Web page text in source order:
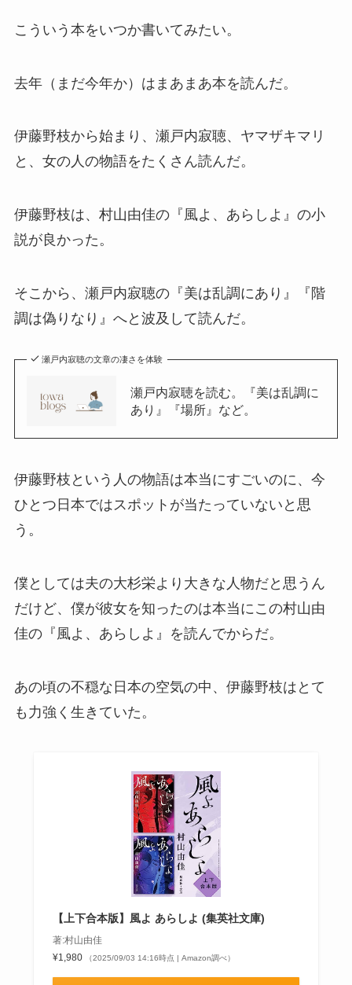
こういう本をいつか書いてみたい。
去年（まだ今年か）はまあまあ本を読んだ。
伊藤野枝から始まり、瀬戸内寂聴、ヤマザキマリ
と、女の人の物語をたくさん読んだ。
伊藤野枝は、村山由佳の『風よ、あらしよ』の小
説が良かった。
そこから、瀬戸内寂聴の『美は乱調にあり』『階
調は偽りなり』へと波及して読んだ。
瀬戸内寂聴の文章の凄さを体験
瀬戸内寂聴を読む。『美は乱調に
あり』『場所』など。
伊藤野枝という人の物語は本当にすごいのに、今
ひとつ日本ではスポットが当たっていないと思
う。
僕としては夫の大杉栄より大きな人物だと思うん
だけど、僕が彼女を知ったのは本当にこの村山由
佳の『風よ、あらしよ』を読んでからだ。
あの頃の不穏な日本の空気の中、伊藤野枝はとて
も力強く生きていた。
【上下合本版】風よ あらしよ (集英社文庫)
著:村山由佳
¥1,980
（2025/09/03 14:16時点 | Amazon調べ）